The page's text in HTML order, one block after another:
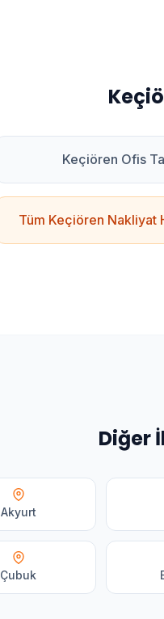
Keçiören Ofis
Tüm Keçiören Nakliyat
Diğer
Akyurt
Çubuk